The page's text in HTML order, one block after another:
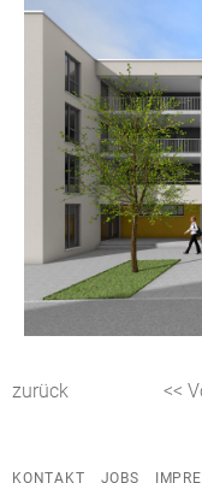
zurück <<
KONTAKT JOBS